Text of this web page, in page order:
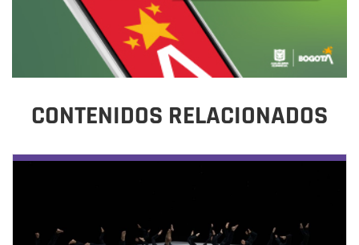
CONTENIDOS RELACIONADOS